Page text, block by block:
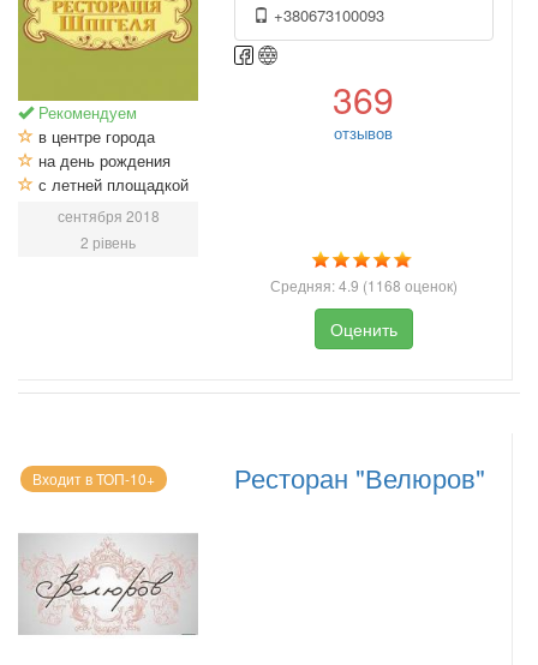
Рекомендуем
в центре города
на день рождения
с летней площадкой
сентября 2018
2 рівень
+380673100093
369
отзывов
Средняя:4.9 (1168 оценок)
Оценить
Входит в ТОП-10+ Ресторан "Велюров"